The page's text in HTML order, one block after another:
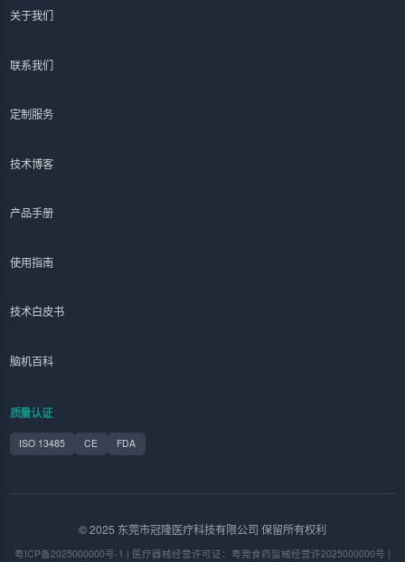
关于我们
联系我们
定制服务
技术博客
产品手册
使用指南
技术白皮书
脑机百科
质量认证
ISO 13485 CE FDA
© 2025 东莞市冠隆医疗科技有限公司 保留所有权利
粤ICP备2025000000号-1 | 医疗器械经营许可证：粤莞食药监械经营许2025000000号 |